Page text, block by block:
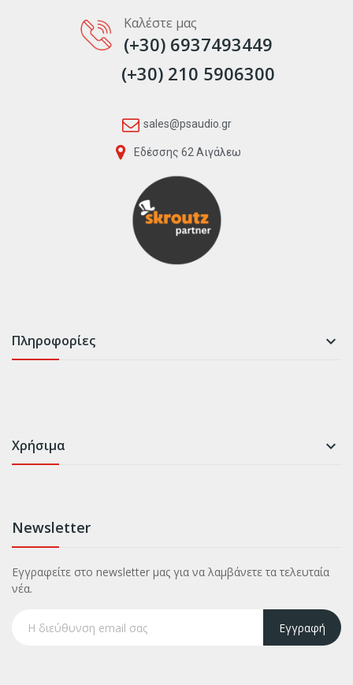
Καλέστε μας
(+30) 6937493449
(+30) 210 5906300
sales@psaudio.gr
Εδέσσης 62 Αιγάλεω
Πληροφορίες 
Χρήσιμα 
Newsletter
Εγγραφείτε στο newsletter μας για να λαμβάνετε τα τελευταία
νέα.
Εγγραφή